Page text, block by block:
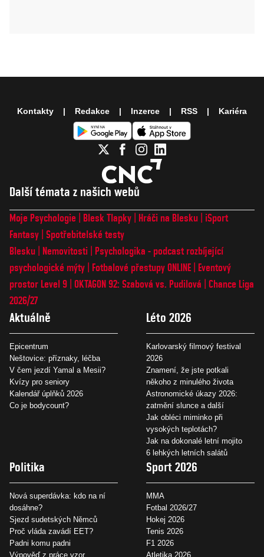
Další témata z našich webů
Moje Psychologie Blesk Tlapky Hráči na Blesku
iSport
Fantasy Spotřebitelské testy
Blesku
Nemovitosti
Psychologika - podcast rozbíjející
psychologické mýty
Fotbalové přestupy ONLINE
Eventový
prostor Level 9 OKTAGON 92: Szabová vs. Pudilová
Chance Liga
2026/27
Aktuálně
Epicentrum
Neštovice: příznaky, léčba
V čem jezdí Yamal a Mesii?
Kvízy pro seniory
Kalendář úplňků 2026
Co je bodycount?
Léto 2026
Karlovarský filmový festival
2026
Znamení, že jste potkali
někoho z minulého života
Astronomické úkazy 2026:
zatmění slunce a další
Jak obléci miminko při
vysokých teplotách?
Jak na dokonalé letní mojito
6 lehkých letních salátů
Politika
Nová superdávka: kdo na ní
dosáhne?
Sjezd sudetských Němců
Proč vláda zavádí EET?
Padni komu padni
Výpověď z práce vzor
Sport 2026
MMA
Fotbal 2026/27
Hokej 2026
Tenis 2026
F1 2026
Atletika 2026
Kontakty Redakce Inzerce RSS Kariéra